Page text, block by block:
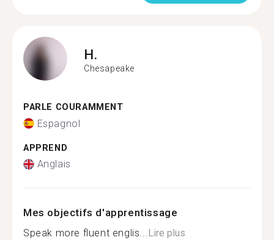
H.
Chesapeake
PARLE COURAMMENT
Espagnol
APPREND
Anglais
Mes objectifs d'apprentissage
Speak more fluent englis...Lire plus